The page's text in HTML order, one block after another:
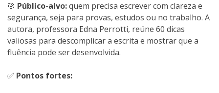
🎯 Público-alvo:quem precisa escrever com clareza e
segurança, seja para provas, estudos ou no trabalho. A
autora, professora Edna Perrotti, reúne 60 dicas
valiosas para descomplicar a escrita e mostrar que a
fluência pode ser desenvolvida.
✅ Pontos fortes: